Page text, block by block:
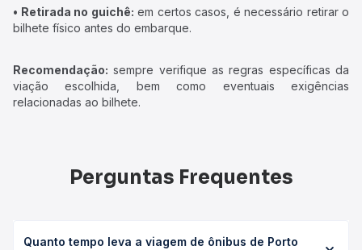
• Retirada no guichê: em certos casos, é necessário retirar o
bilhete físico antes do embarque.
Recomendação: sempre verifique as regras específicas da
viação escolhida, bem como eventuais exigências
relacionadas ao bilhete.
Perguntas Frequentes
Quanto tempo leva a viagem de ônibus de Porto